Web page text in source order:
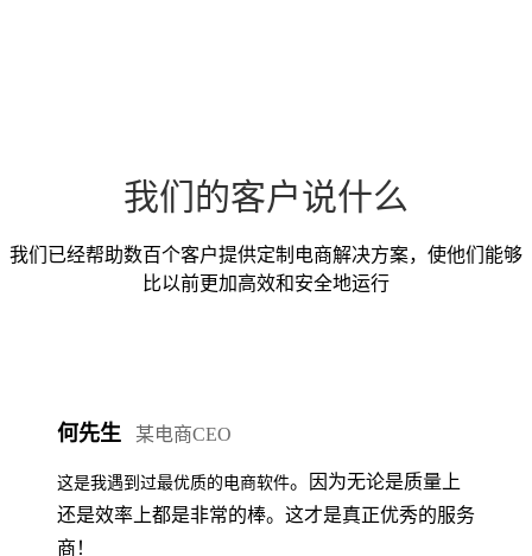
我们的客户说什么
我们已经帮助数百个客户提供定制电商解决方案，使他们能够
比以前更加高效和安全地运行
何先生 某电商CEO
这是我遇到过最优质的电商软件。因为无论是质量上
还是效率上都是非常的棒。这才是真正优秀的服务
商！